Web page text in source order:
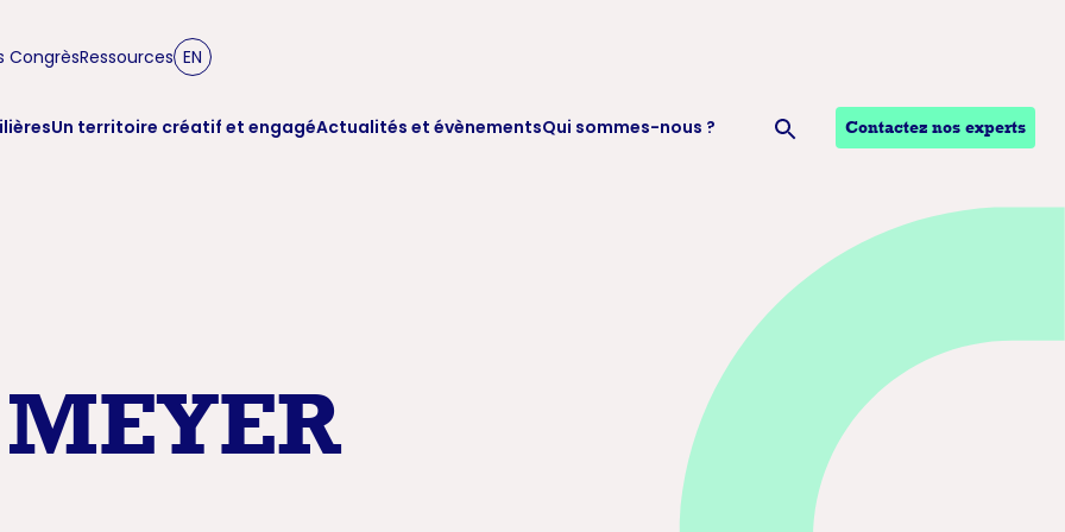
CongrèsRessources EN
Un territoire créatif et engagéActualités et évènementsQui sommes-nous ? Contactez nos experts